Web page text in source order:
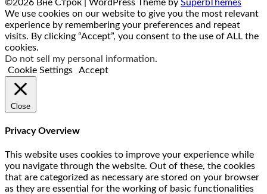
©2026 Вне Строк | WordPress Theme by SuperbThemes
We use cookies on our website to give you the most relevant
experience by remembering your preferences and repeat
visits. By clicking “Accept”, you consent to the use of ALL the
cookies.
Do not sell my personal information.
Cookie Settings
Accept
Close
Privacy Overview
This website uses cookies to improve your experience while
you navigate through the website. Out of these, the cookies
that are categorized as necessary are stored on your browser
as they are essential for the working of basic functionalities